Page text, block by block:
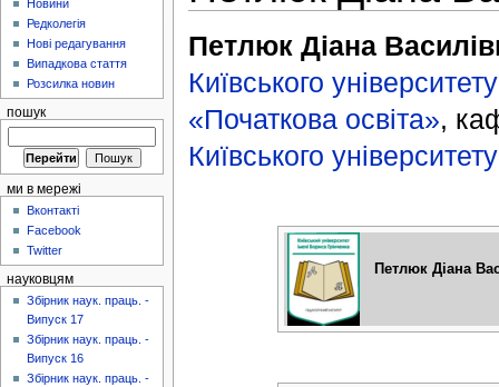
Петлюк Діана
Київського
«Початкова освіта»,
Київського
Петлюк Діана
Новини
Редколегія
Нові редагування
Випадкова стаття
Розсилка новин
пошук
ми в мережі
Вконтакті
Facebook
Twitter
науковцям
Збірник наук. праць. -
Випуск 17
Збірник наук. праць. -
Випуск 16
Збірник наук. праць. -